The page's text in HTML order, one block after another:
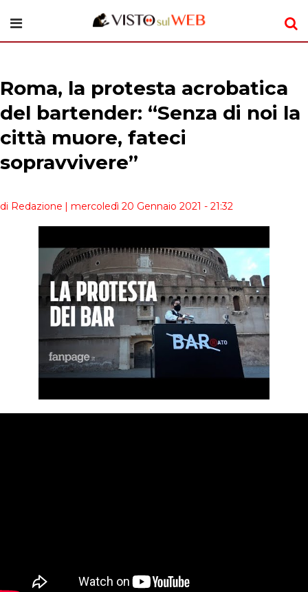
Roma, la protesta acrobatica
del bartender: “Senza di noi la
città muore, fateci
sopravvivere”
di Redazione | mercoledì 20 Gennaio 2021 - 21:32